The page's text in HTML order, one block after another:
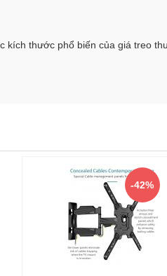
thước phổ biến của giá treo
-42%